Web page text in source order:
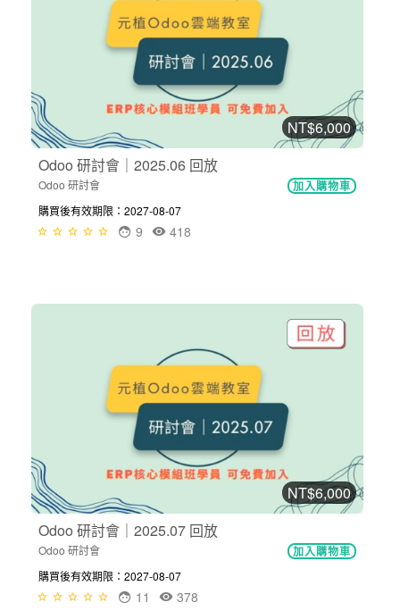
NT$6,000
Odoo 研討會｜2025.06 回放
Odoo 研討會 加入購物車
購買後有效期限：2027-08-07
418
9
NT$6,000
Odoo 研討會｜2025.07 回放
Odoo 研討會 加入購物車
購買後有效期限：2027-08-07
378
11